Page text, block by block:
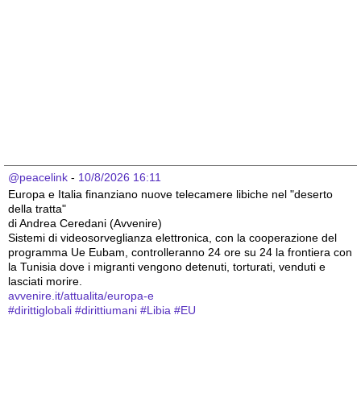
@peacelink - 10/8/2026 16:11
Europa e Italia finanziano nuove telecamere libiche nel "deserto
della tratta"
di Andrea Ceredani (Avvenire)
Sistemi di videosorveglianza elettronica, con la cooperazione del
programma Ue Eubam, controlleranno 24 ore su 24 la frontiera con
la Tunisia dove i migranti vengono detenuti, torturati, venduti e
lasciati morire.
avvenire.it/attualita/europa-e
#dirittiglobali #dirittiumani #Libia #EU